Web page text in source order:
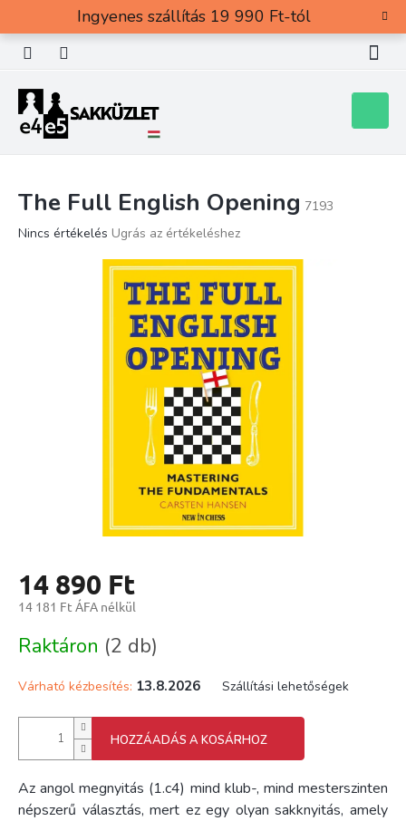
tartalomhoz
Ingyenes szállítás 19 990 Ft-tól
The Full English Opening 7193
A
Nincs értékelés Ugrás az értékeléshez
14 890 Ft
14 181 Ft ÁFA nélkül
Raktáron (2 db)
Várható kézbesítés: 13.8.2026 Szállítási lehetőségek
HOZZÁADÁS A KOSÁRHOZ
Az angol megnyitás (1.c4) mind klub-, mind mesterszinten
népszerű választás, mert ez egy olyan sakknyitás, amely